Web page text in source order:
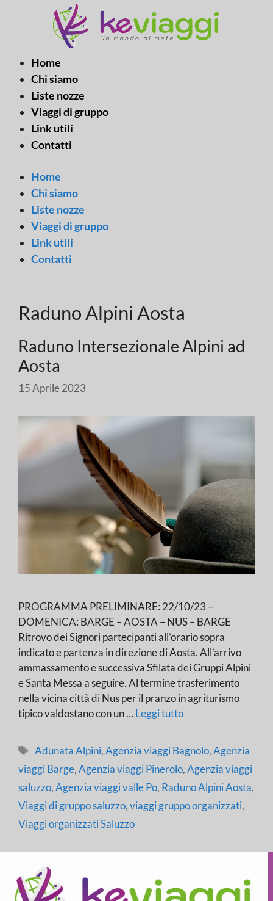
Home
Chi siamo
Liste nozze
Viaggi di gruppo
Link utili
Contatti
Home
Chi siamo
Liste nozze
Viaggi di gruppo
Link utili
Contatti
Raduno Alpini Aosta
Raduno Intersezionale Alpini ad
Aosta
15 Aprile 2023
PROGRAMMA PRELIMINARE: 22/10/23 –
DOMENICA: BARGE – AOSTA – NUS – BARGE
Ritrovo dei Signori partecipanti all’orario sopra
indicato e partenza in direzione di Aosta. All’arrivo
ammassamento e successiva Sfilata dei Gruppi Alpini
e Santa Messa a seguire. Al termine trasferimento
nella vicina città di Nus per il pranzo in agriturismo
tipico valdostano con un …Leggi tutto
Tag
Adunata Alpini,Agenzia viaggi Bagnolo,Agenzia
viaggi Barge,Agenzia viaggi Pinerolo,Agenzia viaggi
saluzzo,Agenzia viaggi valle Po, Raduno Alpini Aosta,
Viaggi di gruppo saluzzo,viaggi gruppo organizzati,
Viaggi organizzati Saluzzo